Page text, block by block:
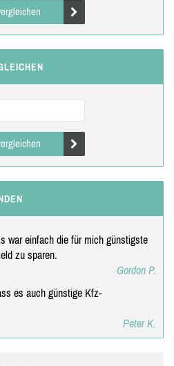
war einfach die für mich günstigste
zu sparen.
Gordon P.
es auch günstige Kfz-
Peter K.